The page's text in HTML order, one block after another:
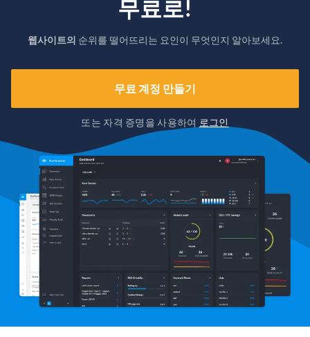
무료로!
웹사이트의 순위를 떨어뜨리는 요인이 무엇인지 알아보세요.
무료 계정 만들기
또는 자격 증명을 사용하여 로그인